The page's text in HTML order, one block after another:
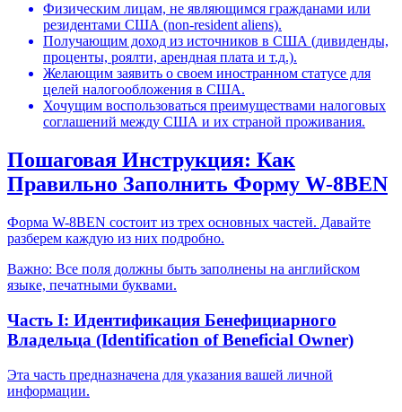
Физическим лицам, не являющимся гражданами или
резидентами США (non-resident aliens).
Получающим доход из источников в США (дивиденды,
проценты, роялти, арендная плата и т.д.).
Желающим заявить о своем иностранном статусе для
целей налогообложения в США.
Хочущим воспользоваться преимуществами налоговых
соглашений между США и их страной проживания.
Пошаговая Инструкция: Как
Правильно Заполнить Форму W-8BEN
Форма W-8BEN состоит из трех основных частей. Давайте
разберем каждую из них подробно.
Важно: Все поля должны быть заполнены на английском
языке, печатными буквами.
Часть I: Идентификация Бенефициарного
Владельца (Identification of Beneficial Owner)
Эта часть предназначена для указания вашей личной
информации.